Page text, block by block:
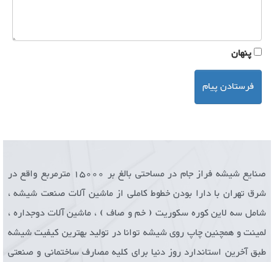
پنهان
فرستادن پیام
صنایع شیشه فراز جام در مساحتی بالغ بر 15000 مترمربع واقع در
شرق تهران با دارا بودن خطوط کاملی از ماشین آلات صنعت شیشه ،
شامل سه لاین کوره سکوریت ( خم و صاف ) ، ماشین آلات دوجداره ،
لمینت و همچنین چاپ روی شیشه توانا در تولید بهترین کیفیت شیشه
طبق آخرین استاندارد روز دنیا برای کلیه مصارف ساختمانی و صنعتی